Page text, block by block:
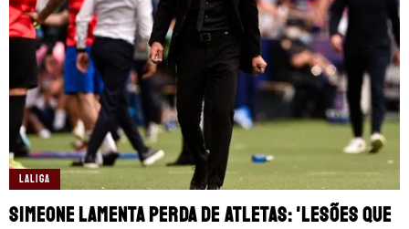
SOMOS FANÁTICOS PORTUGAL
SOMOS FANÁTICOS ANGOLA
SOMOS FANÁTICOS MOÇAMBIQUE
BOLAVIP
REDGOL
APOSTAS
TERMOS E CONDIÇÕES
POLÍTICA DE PRIVACIDADE
POLÍTICA DE COOKIES
POLÍTICA EDITORIAL AD CHOICES
Somos Fanáticos, assim como Futbol Sites, é
LALIGA
Simeone lamenta perda de atletas: 'Lesões que